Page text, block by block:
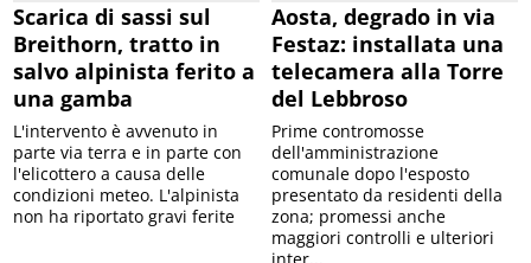
Scarica di sassi sul
Breithorn, tratto in
salvo alpinista ferito a
una gamba
L'intervento è avvenuto in
parte via terra e in parte con
l'elicottero a causa delle
condizioni meteo. L'alpinista
non ha riportato gravi ferite
Aosta, degrado in via
Festaz: installata una
telecamera alla Torre
del Lebbroso
Prime contromosse
dell'amministrazione
comunale dopo l'esposto
presentato da residenti della
zona; promessi anche
maggiori controlli e ulteriori
inter...